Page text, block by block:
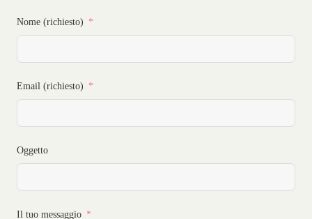
Nome (richiesto)
Email (richiesto)
Oggetto
Il tuo messaggio